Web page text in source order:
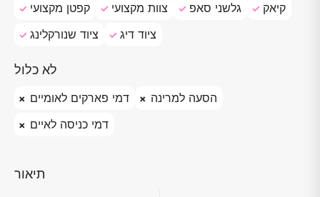
קפטן מקצועי
צוות מקצועי גלשני סאפ
קיאק
ציוד שנורקלינג
ציוד דיג
לא כלול
דמי פארקים לאומיים
הסעה למרינה
דמי כניסה לאיים
תיאור